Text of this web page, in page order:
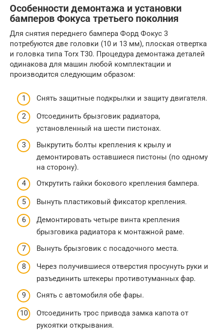
Особенности демонтажа и установки
бамперов Фокуса третьего поколния
Для снятия переднего бампера Форд Фокус 3
потребуются две головки (10 и 13 мм), плоская отвертка
и головка типа Torx T30. Процедура демонтажа деталей
одинакова для машин любой комплектации и
производится следующим образом:
Снять защитные подкрылки и защиту двигателя.
Отсоединить брызговик радиатора,
установленный на шести пистонах.
Выкрутить болты крепления к крылу и
демонтировать оставшиеся пистоны (по одному
на сторону).
Открутить гайки бокового крепления бампера.
Вынуть пластиковый фиксатор крепления.
Демонтировать четыре винта крепления
брызговика радиатора к монтажной раме.
Вынуть брызговик с посадочного места.
Через получившиеся отверстия просунуть руки и
разъединить штекеры противотуманных фар.
Снять с автомобиля обе фары.
Отсоединить трос привода замка капота от
рукоятки открывания.